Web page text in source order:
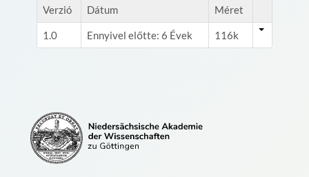
Verzió Dátum Méret
1.0 Ennyivel előtte: 6 Évek 116k